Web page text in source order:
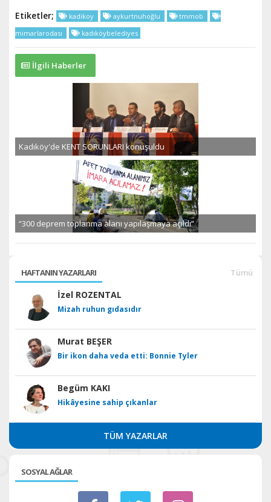
Etiketler; kadikoy aykurtnuhoğlu
tmmob
mimarlarodası
kadıköybelediyes
İlgili Haberler
Kadıköy'de KENT SORUNLARI konuşuldu
“300 deprem toplanma alanı yapılaşmaya açıldı”
HAFTANIN YAZARLARI Tümü
İzel ROZENTAL
Mizah ruhun gıdasıdır
Murat BEŞER
Bir ikon daha veda etti: Bonnie Tyler
Begüm KAKI
Hikâyesine sahip çıkanlar
TÜM YAZARLAR
SOSYAL AĞLAR